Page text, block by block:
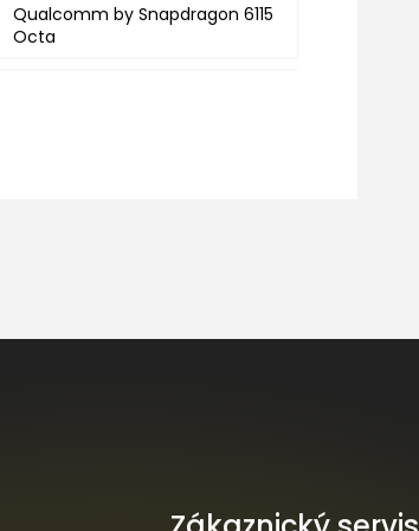
Qualcomm by Snapdragon 6115
Octa